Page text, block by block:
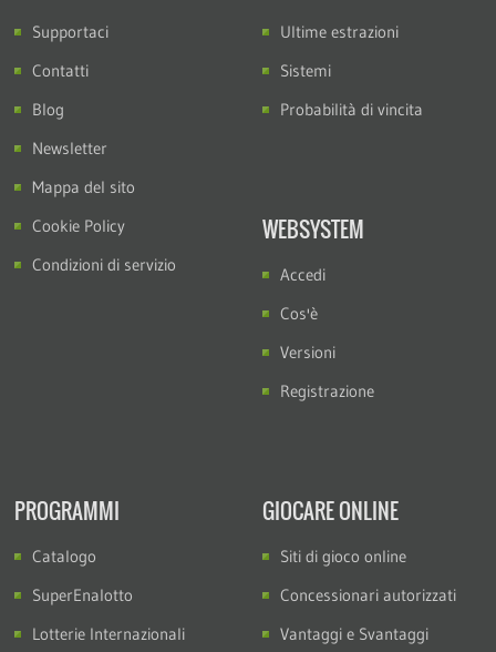
Supportaci
Contatti
Blog
Newsletter
Mappa del sito
Cookie Policy
Condizioni di servizio
Ultime estrazioni
Sistemi
Probabilità di vincita
WEBSYSTEM
Accedi
Cos'è
Versioni
Registrazione
PROGRAMMI
Catalogo
SuperEnalotto
Lotterie Internazionali
GIOCARE ONLINE
Siti di gioco online
Concessionari autorizzati
Vantaggi e Svantaggi